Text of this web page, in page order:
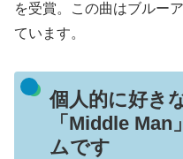
を受賞。この曲はブルー
ています。
個人的に好き
「Middle
ムです